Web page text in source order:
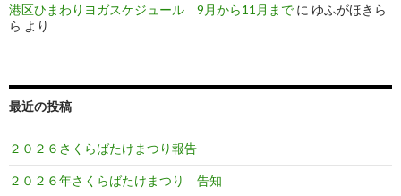
港区ひまわりヨガスケジュール 9月から11月まで に ゆふがほきら
ら より
最近の投稿
２０２６さくらばたけまつり報告
２０２６年さくらばたけまつり 告知